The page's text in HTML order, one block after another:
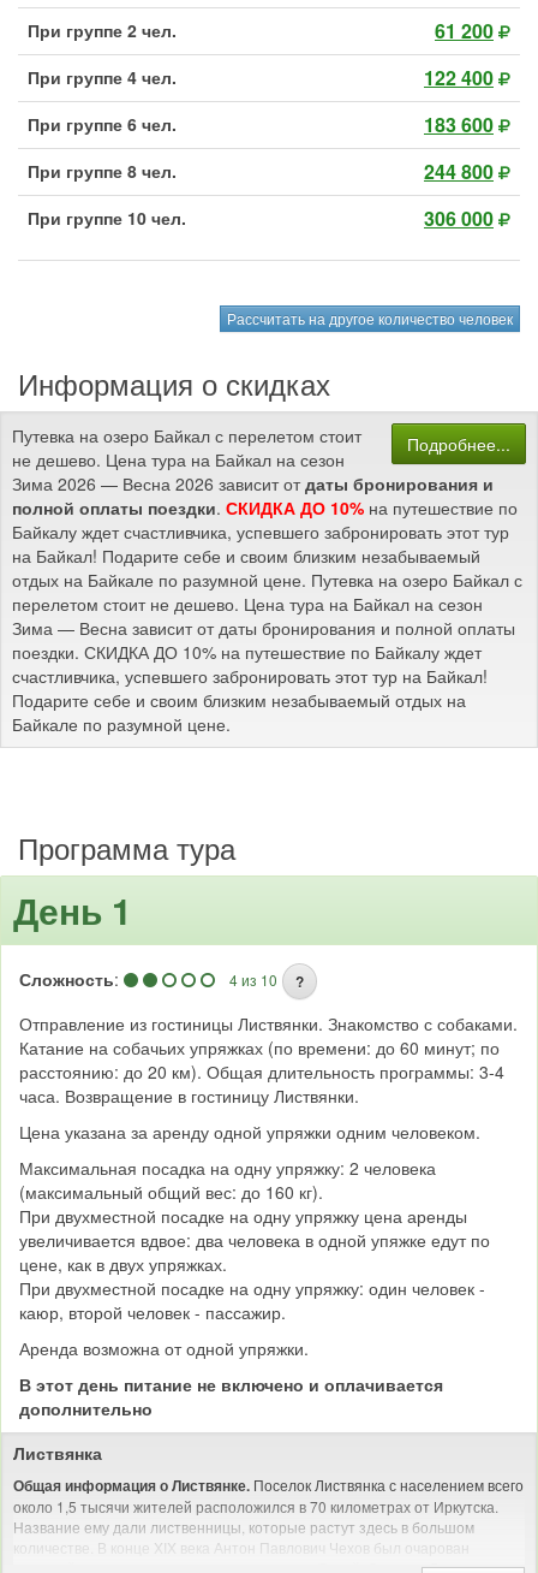
При группе 2 чел.
61 200
При группе 4 чел. 122 400
При группе 6 чел. 183 600
При группе 8 чел. 244 800
При группе 10 чел. 306 000
Рассчитать на другое количество человек
Информация о скидках
Подробнее...
Путевка на озеро Байкал с перелетом стоит
не дешево. Цена тура на Байкал на сезон
Зима 2026 — Весна 2026 зависит отдаты бронирования и
полной оплаты поездки. СКИДКА ДО 10% на путешествие по
Байкалу ждет счастливчика, успевшего забронировать этот тур
на Байкал! Подарите себе и своим близким незабываемый
отдых на Байкале по разумной цене. Путевка на озеро Байкал с
перелетом стоит не дешево. Цена тура на Байкал на сезон
Зима — Весна зависит от даты бронирования и полной оплаты
поездки. СКИДКА ДО 10% на путешествие по Байкалу ждет
счастливчика, успевшего забронировать этот тур на Байкал!
Подарите себе и своим близким незабываемый отдых на
Байкале по разумной цене.
Программа тура
День 1
Сложность: 4 из 10 ?
Отправление из гостиницы Листвянки. Знакомство с собаками.
Катание на собачьих упряжках (по времени: до 60 минут; по
расстоянию: до 20 км). Общая длительность программы: 3-4
часа. Возвращение в гостиницу Листвянки.
Цена указана за аренду одной упряжки одним человеком.
Максимальная посадка на одну упряжку: 2 человека
(максимальный общий вес: до 160 кг).
При двухместной посадке на одну упряжку цена аренды
увеличивается вдвое: два человека в одной упяжке едут по
цене, как в двух упряжках.
При двухместной посадке на одну упряжку: один человек -
каюр, второй человек - пассажир.
Аренда возможна от одной упряжки.
В этот день питание не включено и оплачивается
дополнительно
Листвянка
Общая информация о Листвянке. Поселок Листвянка с населением всего
около 1,5 тысячи жителей расположился в 70 километрах от Иркутска.
Название ему дали лиственницы, которые растут здесь в большом
количестве. В конце XIX века Антон Павлович Чехов был очарован
красотой этих мест, сравнивая поселение с Ялтой. Сегодня Листвянка